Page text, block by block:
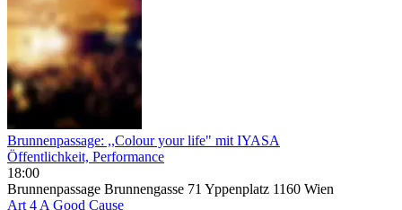
Brunnenpassage: ,,Colour your life" mit IYASA
Öffentlichkeit, Performance
18:00
Brunnenpassage Brunnengasse 71 Yppenplatz 1160 Wien
Art 4 A Good Cause